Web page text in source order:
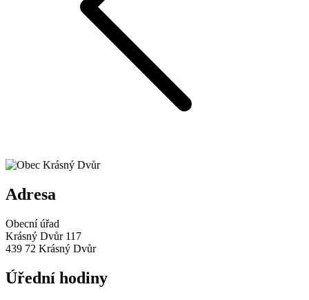
Adresa
Obecní úřad
Krásný Dvůr 117
439 72 Krásný Dvůr
Úřední hodiny